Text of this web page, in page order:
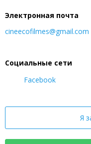
Электронная почта
cineecofilmes@gmail.com
Социальные сети
Facebook
Я